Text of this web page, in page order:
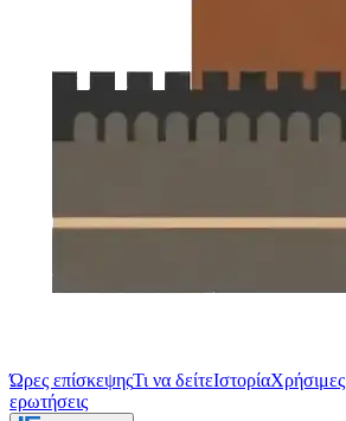
Ώρες επίσκεψηςΤι να δείτεΙστορία
ερωτήσεις